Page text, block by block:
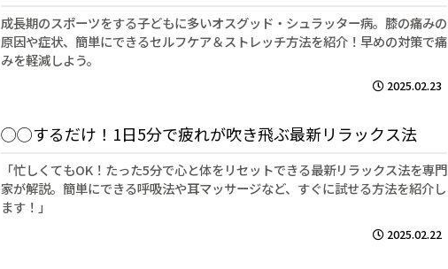
成長期のスポーツをする子どもに多いオスグッド・シュラッター病。膝の痛みの
原因や症状、簡単にできるセルフケア＆ストレッチ方法を紹介！早めの対策で痛
みを軽減しよう。
2025.02.23
◯◯するだけ！1日5分で疲れが吹き飛ぶ最新リラックス法
「忙しくてもOK！たった5分で心と体をリセットできる最新リラックス法を専門
家が解説。簡単にできる呼吸法や耳マッサージなど、すぐに試せる方法を紹介し
ます！」
2025.02.22